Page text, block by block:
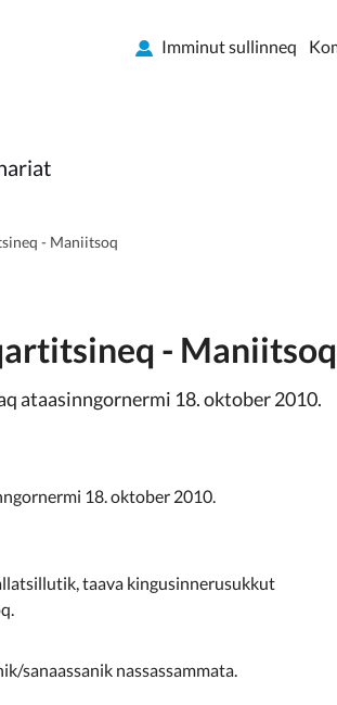
Imminut sullinneq
- Maniitsoq
- Maniitsoq
ataasinngornermi 18. oktober 2010.
18. oktober 2010.
taava kingusinnerusukkut
sanaassanik nassassammata.